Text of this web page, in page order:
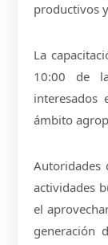
productivos
La
10:00 de
interesados
ámbito
Autoridades
actividades
el
generación